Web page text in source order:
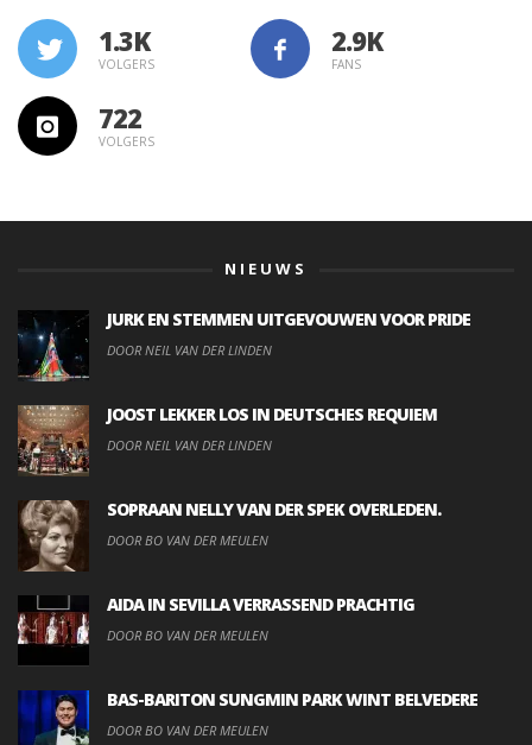
1.3K
VOLGERS FANS
722
VOLGERS
NIEUWS
JURK EN STEMMEN UITGEVOUWEN VOOR PRIDE
DOOR NEIL VAN DER LINDEN
JOOST LEKKER LOS IN DEUTSCHES REQUIEM
DOOR NEIL VAN DER LINDEN
SOPRAAN NELLY VAN DER SPEK OVERLEDEN.
DOOR BO VAN DER MEULEN
AIDA IN SEVILLA VERRASSEND PRACHTIG
DOOR BO VAN DER MEULEN
BAS-BARITON SUNGMIN PARK WINT BELVEDERE
DOOR BO VAN DER MEULEN